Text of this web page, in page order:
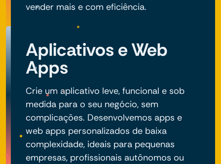
vender mais e com eficiência.
Aplicativos e Web
Apps
Crie um aplicativo leve, funcional e sob
medida para o seu negócio, sem
complicações. Desenvolvemos apps e
web apps personalizados de baixa
complexidade, ideais para pequenas
empresas, profissionais autônomos ou